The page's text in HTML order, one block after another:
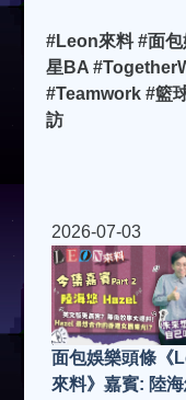
#Leon來料 #面
星BA
#Teamwork #籃
訪
2026-07-03
面包娛樂頭條《
來料》嘉賓: 陸